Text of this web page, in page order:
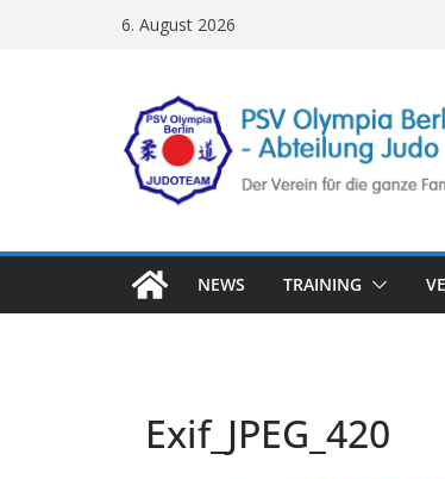
6. August 2026
NEWS TRAINING
Exif_JPEG_420